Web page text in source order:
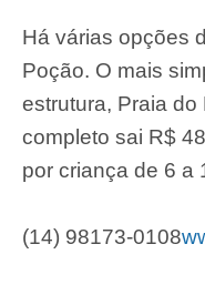
Há várias opções
Poção. O mais
estrutura, Praia
completo sai R$
por criança de 6 a
(14) 98173-0108